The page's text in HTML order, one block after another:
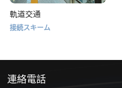
軌道交通
接続スキーム
連絡電話